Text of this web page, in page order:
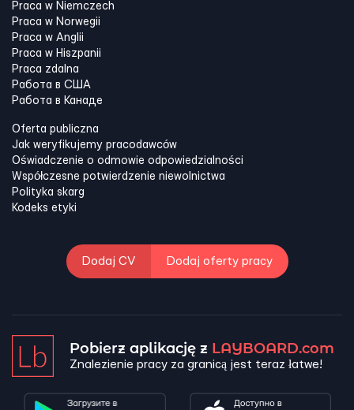
Praca w Niemczech
Praca w Norwegii
Praca w Anglii
Praca w Hiszpanii
Praca zdalna
Работа в США
Работа в Канадe
Oferta publiczna
Jak weryfikujemy pracodawców
Oświadczenie o odmowie odpowiedzialności
Współczesne potwierdzenie niewolnictwa
Polityka skarg
Kodeks etyki
Dodaj CV Dodaj oferty pracy
Pobierz aplikację z LAYBOARD.com
Znalezienie pracy za granicą jest teraz łatwe!